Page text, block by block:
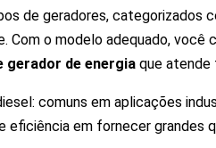
de geradores, categorizados
Com o modelo adequado, você
gerador de energia que atende
comuns em aplicações
eficiência em fornecer grandes